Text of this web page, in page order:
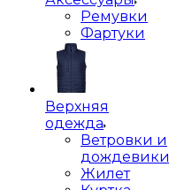
Ремувки
Фартуки
Верхняя
одежда
Ветровки и
дождевики
Жилет